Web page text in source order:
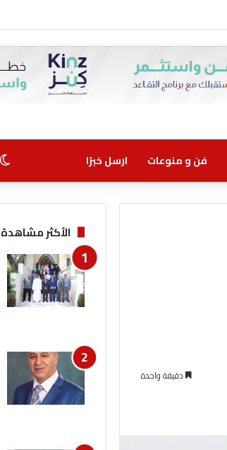
فن و منوعات ارسل خبرًا
دقيقة واحدة
الأكثر مشاهدة